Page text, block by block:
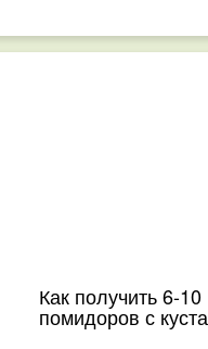
Как получить 6-10
помидоров с куста